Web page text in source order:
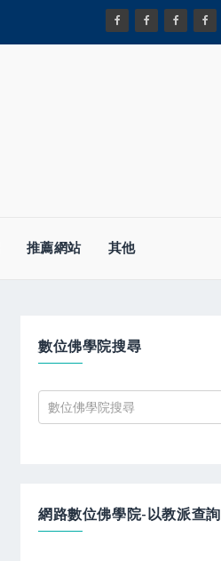
推薦網站 其他
數位佛學院搜尋
網路數位佛學院-以教派查詢